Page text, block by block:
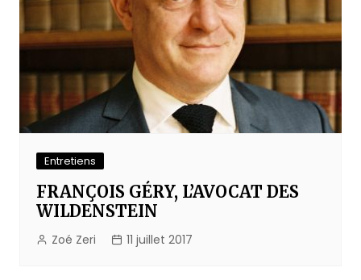
Entretiens
FRANÇOIS GÉRY, L’AVOCAT DES
WILDENSTEIN
Zoé Zeri 11 juillet 2017